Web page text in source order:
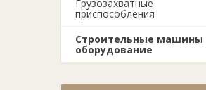
Грузозахватные
приспособления
Строительные машины
оборудование